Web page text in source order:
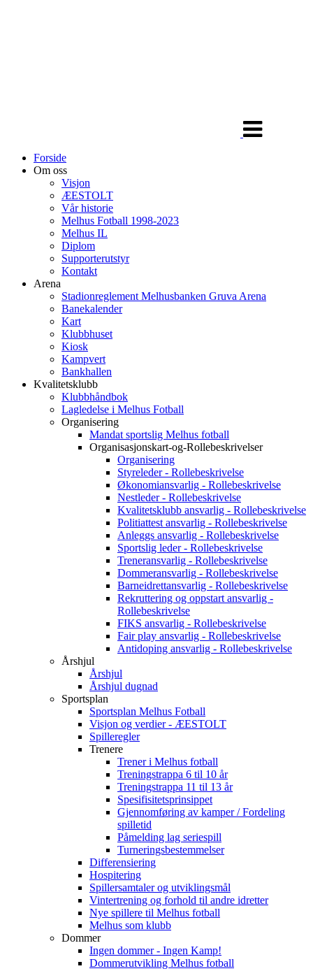
Forside
Om oss
Visjon
ÆESTOLT
Vår historie
Melhus Fotball 1998-2023
Melhus IL
Diplom
Supporterutstyr
Kontakt
Arena
Stadionreglement Melhusbanken Gruva Arena
Banekalender
Kart
Klubbhuset
Kiosk
Kampvert
Bankhallen
Kvalitetsklubb
Klubbhåndbok
Lagledelse i Melhus Fotball
Organisering
Mandat sportslig Melhus fotball
Organisasjonskart-og-Rollebeskrivelser
Organisering
Styreleder - Rollebeskrivelse
Økonomiansvarlig - Rollebeskrivelse
Nestleder - Rollebeskrivelse
Kvalitetsklubb ansvarlig - Rollebeskrivelse
Politiattest ansvarlig - Rollebeskrivelse
Anleggs ansvarlig - Rollebeskrivelse
Sportslig leder - Rollebeskrivelse
Treneransvarlig - Rollebeskrivelse
Dommeransvarlig - Rollebeskrivelse
Barneidrettansvarlig - Rollebeskrivelse
Rekruttering og oppstart ansvarlig -
Rollebeskrivelse
FIKS ansvarlig - Rollebeskrivelse
Fair play ansvarlig - Rollebeskrivelse
Antidoping ansvarlig - Rollebeskrivelse
Årshjul
Årshjul
Årshjul dugnad
Sportsplan
Sportsplan Melhus Fotball
Visjon og verdier - ÆESTOLT
Spilleregler
Trenere
Trener i Melhus fotball
Treningstrappa 6 til 10 år
Treningstrappa 11 til 13 år
Spesifisitetsprinsippet
Gjennomføring av kamper / Fordeling
spilletid
Påmelding lag seriespill
Turneringsbestemmelser
Differensiering
Hospitering
Spillersamtaler og utviklingsmål
Vintertrening og forhold til andre idretter
Nye spillere til Melhus fotball
Melhus som klubb
Dommer
Ingen dommer - Ingen Kamp!
Dommerutvikling Melhus fotball